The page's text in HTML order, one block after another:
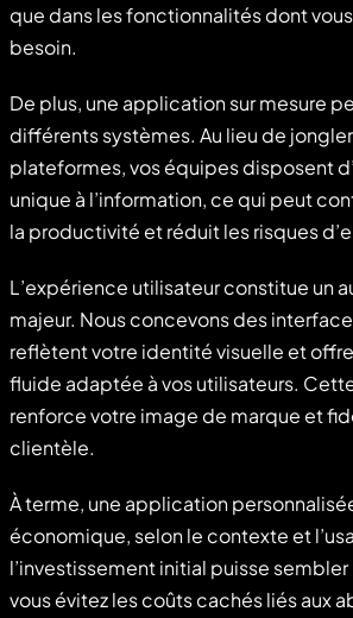
que dans les fonctionnalités dont
besoin.
De plus, une application sur mesure
différents systèmes. Au lieu de
plateformes, vos équipes disposent
unique à l’information, ce qui peut
la productivité et réduit les risques
L’expérience utilisateur constitue un
majeur. Nous concevons des
reflètent votre identité visuelle et
fluide adaptée à vos utilisateurs.
renforce votre image de marque et
clientèle.
À terme, une application
économique, selon le contexte et
l’investissement initial puisse
vous évitez les coûts cachés liés aux